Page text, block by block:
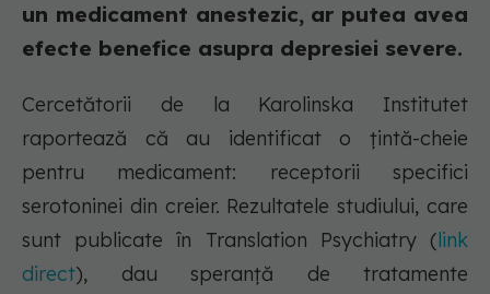
un medicament anestezic, ar putea avea
efecte benefice asupra depresiei severe.
Cercetătorii de la Karolinska Institutet
raportează că au identificat o țintă-cheie
pentru medicament: receptorii specifici
serotoninei din creier. Rezultatele studiului, care
sunt publicate în Translation Psychiatry (link
direct), dau speranță de tratamente